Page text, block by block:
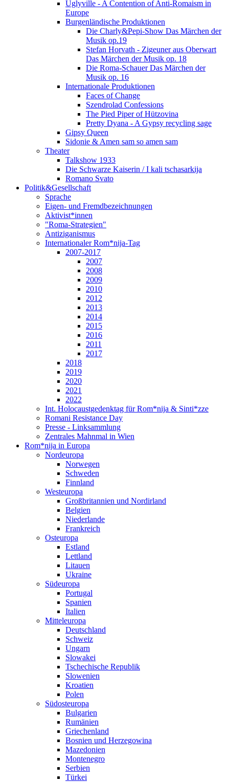
Uglyville - A Contention of Anti-Romaism in
Europe
Burgenländische Produktionen
Die Charly&Pepi-Show Das Märchen der
Musik op.19
Stefan Horvath - Zigeuner aus Oberwart
Das Märchen der Musik op. 18
Die Roma-Schauer Das Märchen der
Musik op. 16
Internationale Produktionen
Faces of Change
Szendrolad Confessions
The Pied Piper of Hützovina
Pretty Dyana - A Gypsy recycling sage
Gipsy Queen
Sidonie & Amen sam so amen sam
Theater
Talkshow 1933
Die Schwarze Kaiserin / I kali tschasarkija
Romano Svato
Politik&Gesellschaft
Sprache
Eigen- und Fremdbezeichnungen
Aktivist*innen
"Roma-Strategien"
Antiziganismus
Internationaler Rom*nija-Tag
2007-2017
2007
2008
2009
2010
2012
2013
2014
2015
2016
2011
2017
2018
2019
2020
2021
2022
Int. Holocaustgedenktag für Rom*nija & Sinti*zze
Romani Resistance Day
Presse - Linksammlung
Zentrales Mahnmal in Wien
Rom*nija in Europa
Nordeuropa
Norwegen
Schweden
Finnland
Westeuropa
Großbritannien und Nordirland
Belgien
Niederlande
Frankreich
Osteuropa
Estland
Lettland
Litauen
Ukraine
Südeuropa
Portugal
Spanien
Italien
Mitteleuropa
Deutschland
Schweiz
Ungarn
Slowakei
Tschechische Republik
Slowenien
Kroatien
Polen
Südosteuropa
Bulgarien
Rumänien
Griechenland
Bosnien und Herzegowina
Mazedonien
Montenegro
Serbien
Türkei